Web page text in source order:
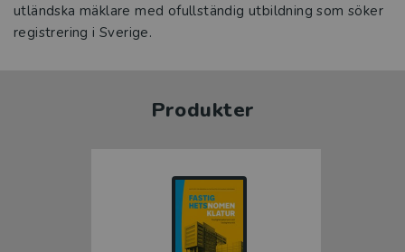
utländska mäklare med ofullständig utbildning som söker
registrering i Sverige.
Produkter